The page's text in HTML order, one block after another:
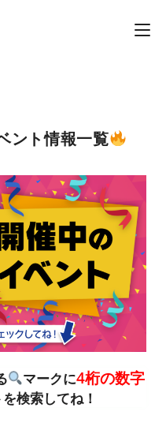
ント情報一覧
マークに4桁の数字
検索してね！